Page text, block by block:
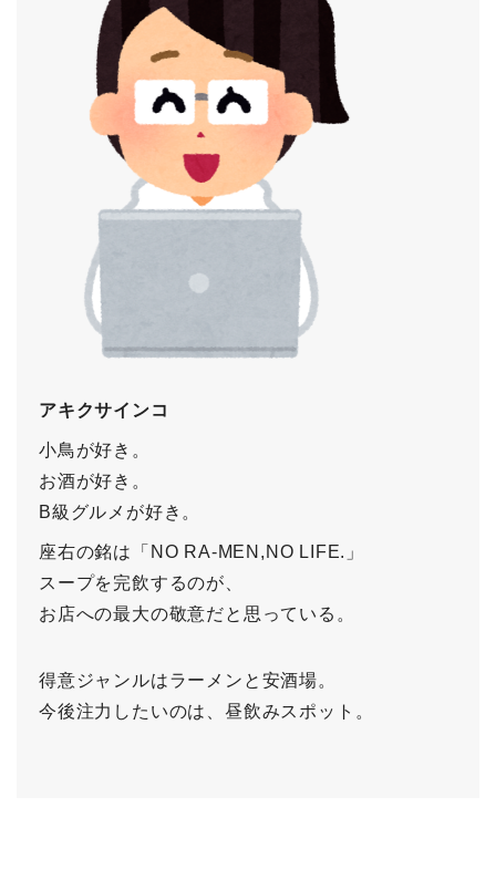
アキクサインコ
小鳥が好き。
お酒が好き。
B級グルメが好き。
座右の銘は「NO RA-MEN,NO LIFE.」
スープを完飲するのが、
お店への最大の敬意だと思っている。
得意ジャンルはラーメンと安酒場。
今後注力したいのは、昼飲みスポット。